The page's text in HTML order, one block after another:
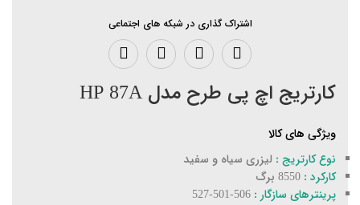
اشتراک گذاری در شبکه های اجتماعی
کارتریج اچ پی طرح مدل HP 87A
ویژگی های کالا
نوع کارتریج : لیزری سیاه و سفید
کارکرد :
پرینترهای سازگار : 506-501-527